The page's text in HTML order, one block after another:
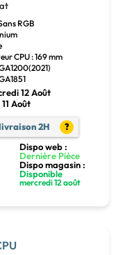
RGB
CPU : 169 mm
12 Août
Août
2H ?
Dispo web :
Dernière Pièce
Dispo magasin :
Disponible
mercredi 12 août